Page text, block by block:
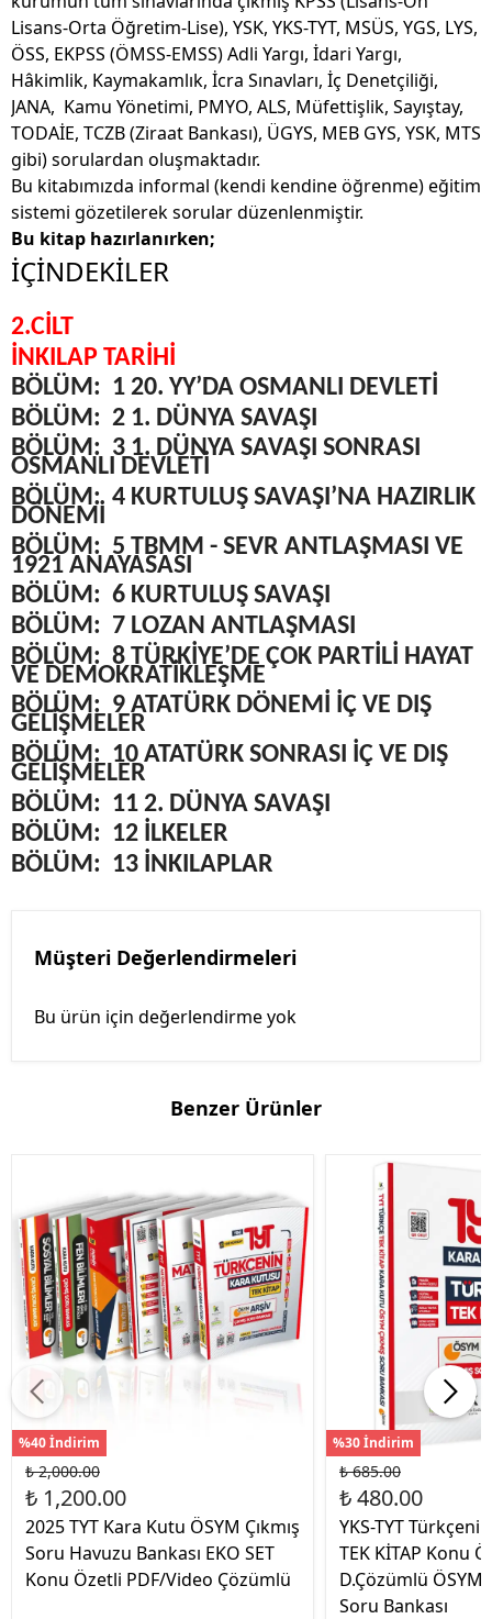
Lisans-Orta Öğretim-Lise), YSK, YKS-TYT, MSÜS, YGS, LYS,
ÖSS, EKPSS (ÖMSS-EMSS) Adli Yargı, İdari Yargı,
Hâkimlik, Kaymakamlık, İcra Sınavları, İç Denetçiliği,
JANA, Kamu Yönetimi, PMYO, ALS, Müfettişlik, Sayıştay,
TODAİE, TCZB (Ziraat Bankası), ÜGYS, MEB GYS, YSK, MTS
gibi) sorulardan oluşmaktadır.
Bu kitabımızda informal (kendi kendine öğrenme) eğitim
sistemi gözetilerek sorular düzenlenmiştir.
Bu kitap hazırlanırken;
İÇİNDEKİLER
2.CİLT
İNKILAP TARİHİ
BÖLÜM: 1 20. YY’DA OSMANLI DEVLETİ
BÖLÜM: 2 1. DÜNYA SAVAŞI
BÖLÜM: 3 1. DÜNYA SAVAŞI SONRASI
OSMANLI DEVLETİ
BÖLÜM: 4 KURTULUŞ SAVAŞI’NA HAZIRLIK
DÖNEMİ
BÖLÜM: 5 TBMM - SEVR ANTLAŞMASI VE
1921 ANAYASASI
BÖLÜM: 6 KURTULUŞ SAVAŞI
BÖLÜM: 7 LOZAN ANTLAŞMASI
BÖLÜM: 8 TÜRKİYE’DE ÇOK PARTİLİ HAYAT
VE DEMOKRATİKLEŞME
BÖLÜM: 9 ATATÜRK DÖNEMİ İÇ VE DIŞ
GELİŞMELER
BÖLÜM: 10 ATATÜRK SONRASI İÇ VE DIŞ
GELİŞMELER
BÖLÜM: 11 2. DÜNYA SAVAŞI
BÖLÜM: 12 İLKELER
BÖLÜM: 13 İNKILAPLAR
Müşteri Değerlendirmeleri
Bu ürün için değerlendirme yok
Benzer Ürünler
%40 İndirim
₺ 2,000.00
₺ 1,200.00
2025 TYT Kara Kutu ÖSYM Çıkmış
Soru Havuzu Bankası EKO SET
Konu Özetli PDF/Video Çözümlü
%30 İndirim
₺ 685.00
₺ 480.00
YKS-TYT
TEK KİTAP Konu
D.Çözümlü ÖSYM
Soru Bankası